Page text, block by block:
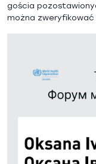
gościa
można